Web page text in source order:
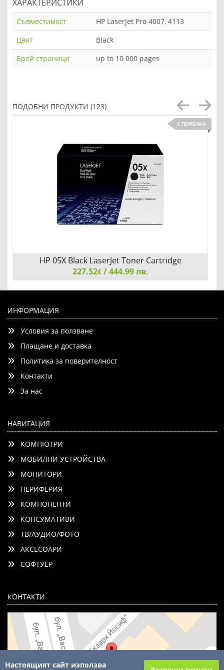
ХАРАКТЕРИСТИКИ
Съвместимост
HP LaserJet Pro 4007, 4113
Цвят
Black
Брой страници
up to 10 000 pages
ПОДОБНИ ПРОДУКТИ (123)
С ПОРЪЧКА
HP 05X Black LaserJet Toner Cartridge
227.52€/ 444.99 лв.
ИНФОРМАЦИЯ
Условия за ползване
Плащане и доставка
Политика за поверителност
Контакти
За нас
НАВИГАЦИЯ
КОМПЮТРИ
МОБИЛНИ УСТРОЙСТВА
МОНИТОРИ
ПЕРИФЕРИЯ
КОМПОНЕНТИ
КОНСУМАТИВИ
ТВ/АУДИО/ФОТО
АКСЕСОАРИ
СОФТУЕР
КОНТАКТИ
Настоящият сайт използва